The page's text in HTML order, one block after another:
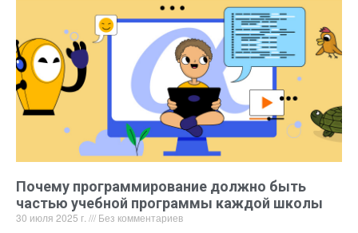
Почему программирование должно быть
частью учебной программы каждой школы
30 июля 2025 г. Без комментариев